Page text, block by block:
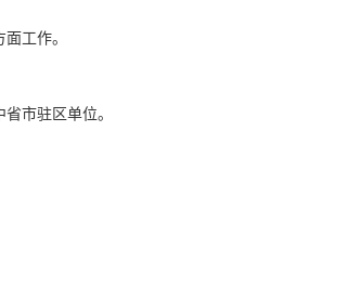
工作。
市驻区单位。